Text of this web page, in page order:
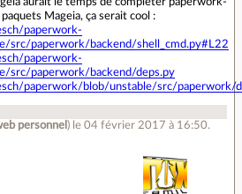
Mageia, ça serait cool :
paperwork-
src/paperwork/backend/shell_cmd.py#L22
paperwork-
src/paperwork/backend/deps.py
paperwork/blob/unstable/src/paperwork/
personnel ) le 04 février 2017 à 16:50.